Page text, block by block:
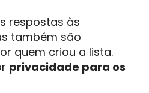
respostas às
também são
quem criou a lista.
privacidade para os